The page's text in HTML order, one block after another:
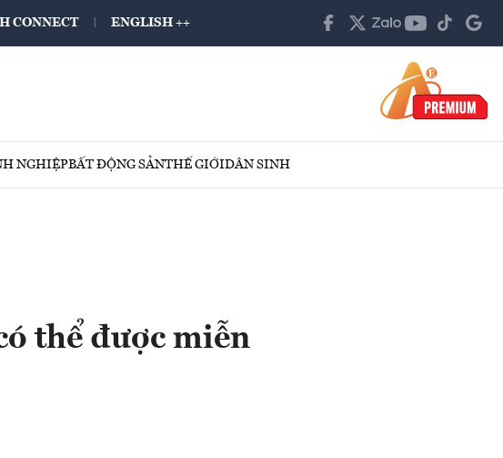
CONNECT ENGLISH ++
NGHIỆPBẤT ĐỘNG SẢNTHẾ GIỚIDÂN SINH
thể được miễn